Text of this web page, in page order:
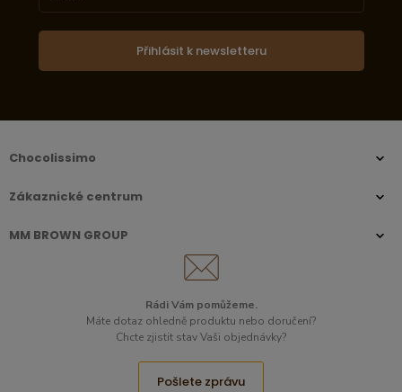
Přihlásit k newsletteru
Chocolissimo
Zákaznické centrum
MM BROWN GROUP
Rádi Vám pomůžeme.
Máte dotaz ohledně produktu nebo doručení?
Chcte zjistit stav Vaši objednávky?
Pošlete zprávu